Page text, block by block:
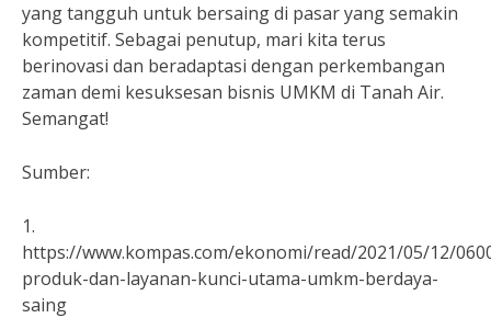
yang tangguh untuk bersaing di pasar yang semakin
kompetitif. Sebagai penutup, mari kita terus
berinovasi dan beradaptasi dengan perkembangan
zaman demi kesuksesan bisnis UMKM di Tanah Air.
Semangat!
Sumber:
1.
https://www.kompas.com/ekonomi/read/2021/05/12/
produk-dan-layanan-kunci-utama-umkm-berdaya-
saing